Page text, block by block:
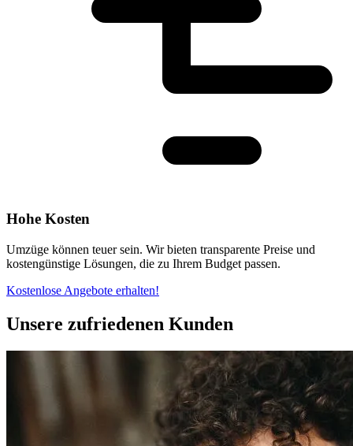
Hohe Kosten
Umzüge können teuer sein. Wir bieten transparente Preise und
kostengünstige Lösungen, die zu Ihrem Budget passen.
Kostenlose Angebote erhalten!
Unsere zufriedenen Kunden